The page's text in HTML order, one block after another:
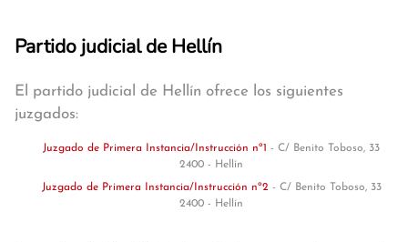
Partido judicial de Hellín
El partido judicial de Hellín ofrece los siguientes
juzgados:
Juzgado de Primera Instancia/Instrucción nº1 - C/ Benito Toboso, 33
2400 - Hellín
Juzgado de Primera Instancia/Instrucción nº2 - C/ Benito Toboso, 33
2400 - Hellín